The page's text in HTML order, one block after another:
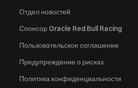
Отдел новостей
Спонсор Oracle Red Bull Racing
Пользовательское соглашение
Предупреждение о рисках
Политика конфиденциальности